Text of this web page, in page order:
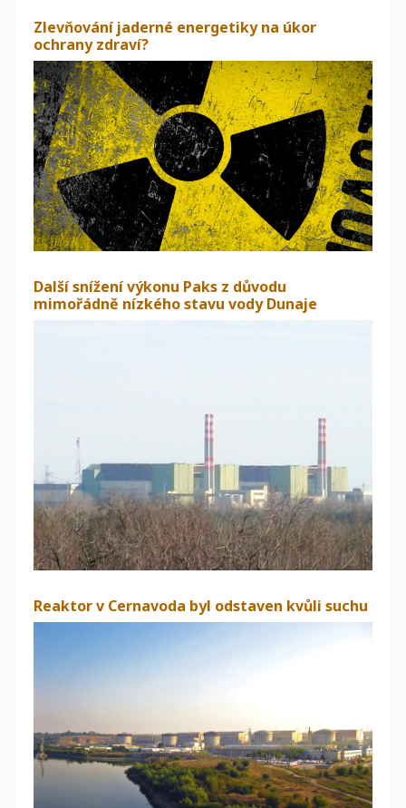
Zlevňování jaderné energetiky na úkor
ochrany zdraví?
Další snížení výkonu Paks z důvodu
mimořádně nízkého stavu vody Dunaje
Reaktor v Cernavoda byl odstaven kvůli suchu